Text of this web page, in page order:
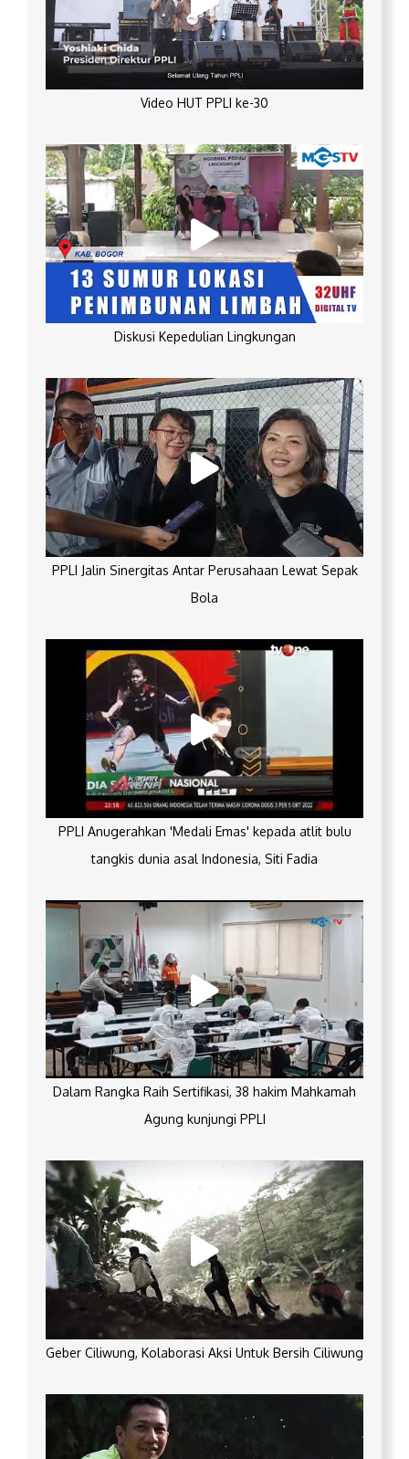
Video HUT PPLI ke-30
Diskusi Kepedulian Lingkungan
PPLI Jalin Sinergitas Antar Perusahaan Lewat Sepak
Bola
PPLI Anugerahkan 'Medali Emas' kepada atlit bulu
tangkis dunia asal Indonesia, Siti Fadia
Dalam Rangka Raih Sertifikasi, 38 hakim Mahkamah
Agung kunjungi PPLI
Geber Ciliwung, Kolaborasi Aksi Untuk Bersih Ciliwung